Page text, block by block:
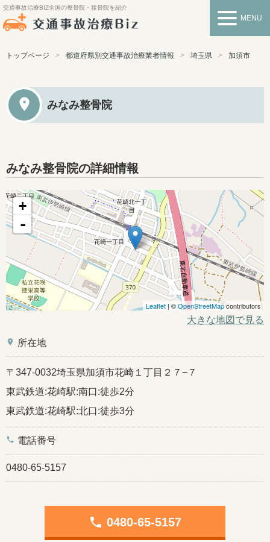
交通事故治療BIZ全国の整骨院・接骨院を紹介
MENU
トップページ 都道府県別交通事故治療業者情報 埼玉県 加須市
みなみ整骨院
みなみ整骨院の詳細情報
+
-
Leaflet | ©OpenStreetMapcontributors
大きな地図で見る
place 所在地
〒347-0032埼玉県加須市花崎１丁目２７−７
東武鉄道:花崎駅:南口:徒歩2分
東武鉄道:花崎駅:北口:徒歩3分
phone 電話番号
0480-65-5157
phone 0480-65-5157